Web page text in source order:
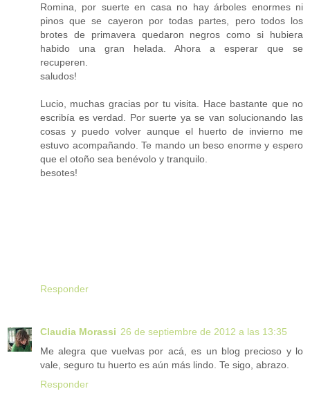
Romina, por suerte en casa no hay árboles enormes ni
pinos que se cayeron por todas partes, pero todos los
brotes de primavera quedaron negros como si hubiera
habido una gran helada. Ahora a esperar que se
recuperen.
saludos!
Lucio, muchas gracias por tu visita. Hace bastante que no
escribía es verdad. Por suerte ya se van solucionando las
cosas y puedo volver aunque el huerto de invierno me
estuvo acompañando. Te mando un beso enorme y espero
que el otoño sea benévolo y tranquilo.
besotes!
Responder
Claudia Morassi 26 de septiembre de 2012 a las 13:35
Me alegra que vuelvas por acá, es un blog precioso y lo
vale, seguro tu huerto es aún más lindo. Te sigo, abrazo.
Responder